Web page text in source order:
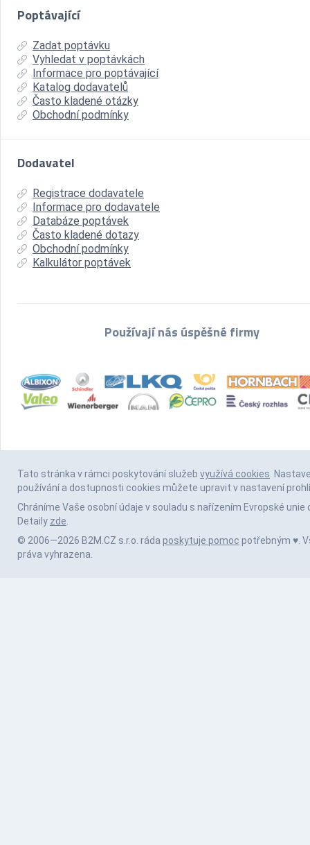
Poptávající
Zadat poptávku
Vyhledat v poptávkách
Informace pro poptávající
Katalog dodavatelů
Často kladené otázky
Obchodní podmínky
Dodavatel
Registrace dodavatele
Informace pro dodavatele
Databáze poptávek
Často kladené dotazy
Obchodní podmínky
Kalkulátor poptávek
Používají nás úspěšné firmy
Tato stránka v rámci poskytování služeb využívá cookies.
používání a dostupnosti cookies můžete upravit v nastavení
Chráníme Vaše osobní údaje v souladu s nařízením Evropské unie
Detaily zde.
© 2006—2026 B2M.CZ s.r.o. ráda poskytuje pomoc potřebným ♥️.
práva vyhrazena.